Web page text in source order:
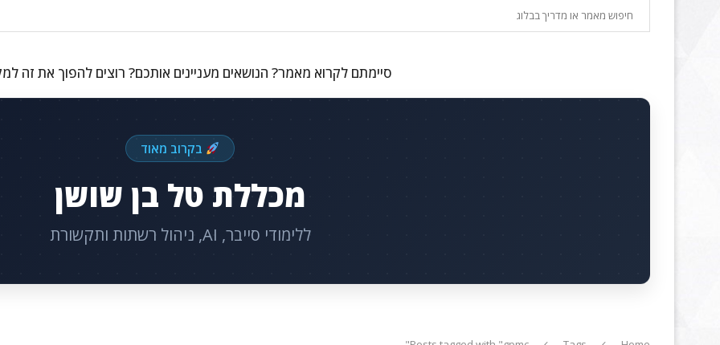
סיימתם לקרוא מאמר? הנושאים מעניינים אותכם? רוצים להפוך את זה
בקרוב מאוד
מכללת טל בן שושן
ללימודי סייבר, AI, ניהול רשתות ותקשורת